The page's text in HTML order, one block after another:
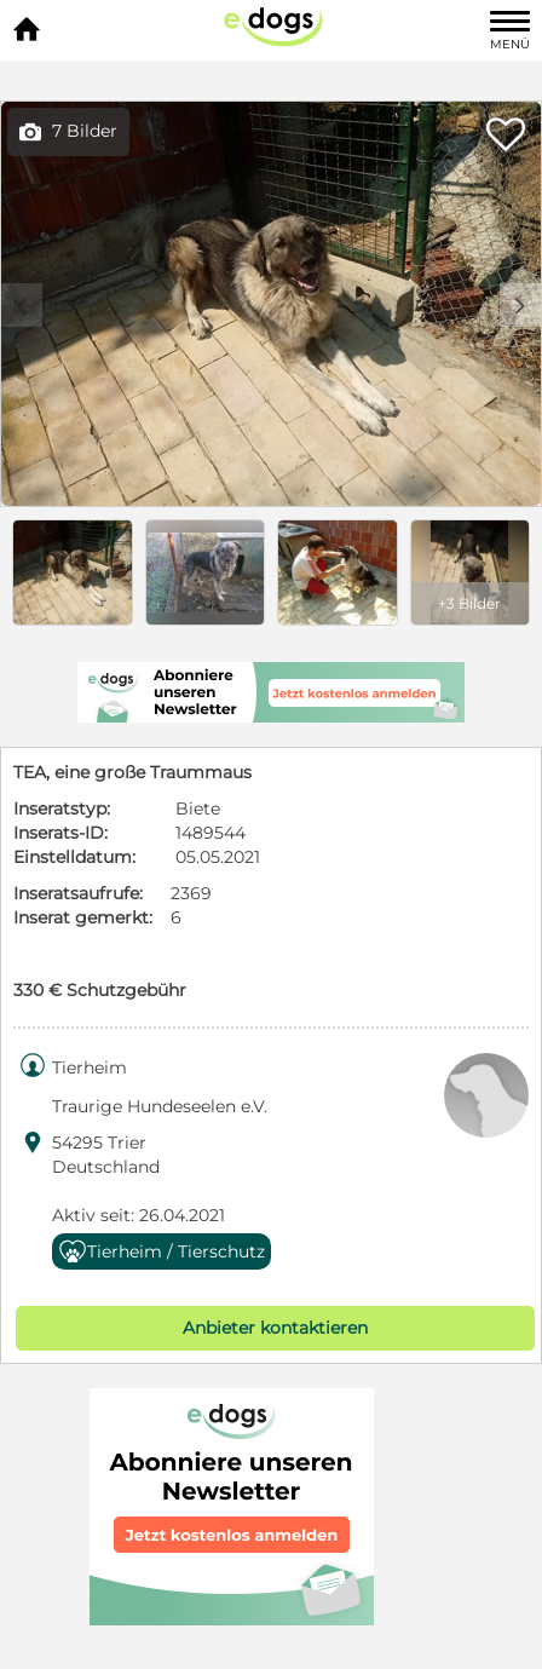

MENÜ
 7 Bilder 
c d
+3 Bilder
TEA, eine große Traummaus
Inseratstyp:
Biete
Inserats-ID:
1489544
Einstelldatum:
05.05.2021
Inseratsaufrufe:
2369
Inserat gemerkt:
6
330 € Schutzgebühr
 Tierheim
Traurige Hundeseelen e.V.
 54295 Trier
Deutschland
Aktiv seit: 26.04.2021
Tierheim / Tierschutz
Anbieter kontaktieren